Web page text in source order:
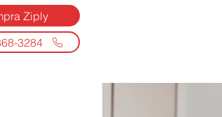
Ziply
3284